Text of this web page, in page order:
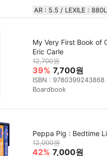
AR : 5.5 / LEXILE : 880L
My Very First Book of
Eric Carle
12,700원
39% 7,700원
ISBN : 9780399243868
Boardbook
Peppa Pig : Bedtime
12,000원
42% 7,000원